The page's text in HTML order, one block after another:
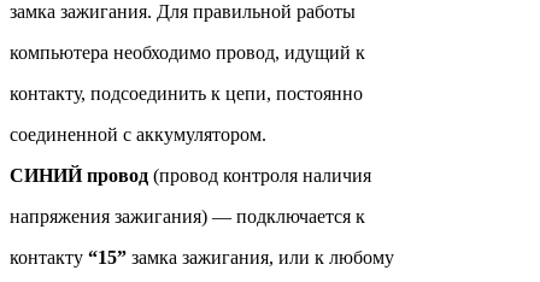
замка зажигания. Для правильной работы
компьютера необходимо провод, идущий к
контакту, подсоединить к цепи, постоянно
соединенной с аккумулятором.
СИНИЙ провод (провод контроля наличия
напряжения зажигания) — подключается к
контакту “15” замка зажигания, или к любому